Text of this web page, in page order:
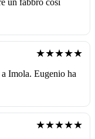
★★★★★
Imola. Eugenio ha
★★★★★